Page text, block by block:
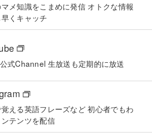
メ知識をこまめに発信 オトクな情報
くキャッチ
式Channel 生放送も定期的に放送
える英語フレーズなど初心者でもわ
テンツを配信